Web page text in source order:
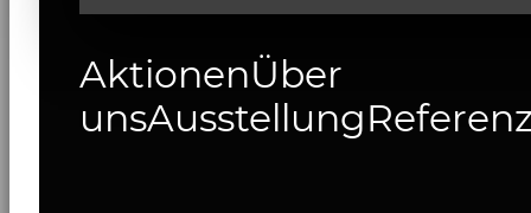
AktionenÜber
unsAusstellung